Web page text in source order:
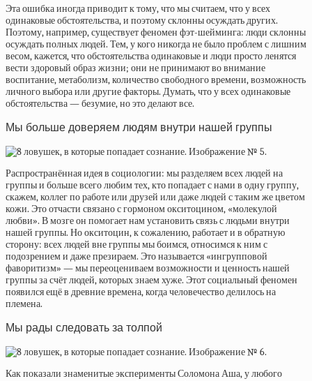
Эта ошибка иногда приводит к тому, что мы считаем, что у всех
одинаковые обстоятельства, и поэтому склонны осуждать других.
Поэтому, например, существует феномен фэт-шейминга: люди склонны
осуждать полных людей. Тем, у кого никогда не было проблем с лишним
весом, кажется, что обстоятельства одинаковые и люди просто ленятся
вести здоровый образ жизни; они не принимают во внимание
воспитание, метаболизм, количество свободного времени, возможность
личного выбора или другие факторы. Думать, что у всех одинаковые
обстоятельства — безумие, но это делают все.
Мы больше доверяем людям внутри нашей группы
Распространённая идея в социологии: мы разделяем всех людей на
группы и больше всего любим тех, кто попадает с нами в одну группу,
скажем, коллег по работе или друзей или даже людей с таким же цветом
кожи. Это отчасти связано с гормоном окситоцином, «молекулой
любви». В мозге он помогает нам установить связь с людьми внутри
нашей группы. Но окситоцин, к сожалению, работает и в обратную
сторону: всех людей вне группы мы боимся, относимся к ним с
подозрением и даже презираем. Это называется «ингрупповой
фаворитизм» — мы переоцениваем возможности и ценность нашей
группы за счёт людей, которых знаем хуже. Этот социальный феномен
появился ещё в древние времена, когда человечество делилось на
племена.
Мы рады следовать за толпой
Как показали знаменитые эксперименты Соломона Аша, у любого